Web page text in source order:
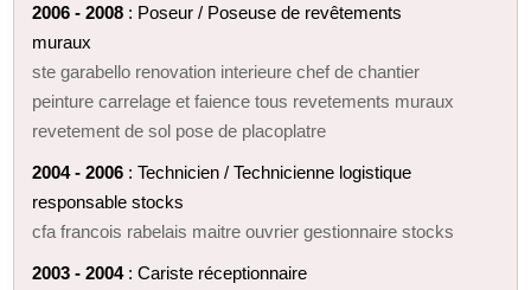
2006 - 2008 : Poseur / Poseuse de revêtements
muraux
ste garabello renovation interieure chef de chantier
peinture carrelage et faience tous revetements muraux
revetement de sol pose de placoplatre
2004 - 2006 : Technicien / Technicienne logistique
responsable stocks
cfa francois rabelais maitre ouvrier gestionnaire stocks
2003 - 2004: Cariste réceptionnaire